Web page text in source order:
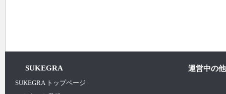
SUKEGRA 運営中の
SUKEGRA トップページ